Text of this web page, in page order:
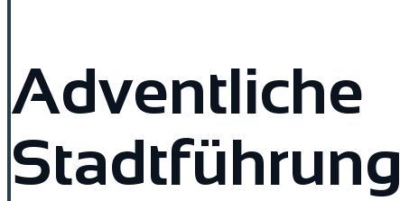
Adventliche
Stadtführung